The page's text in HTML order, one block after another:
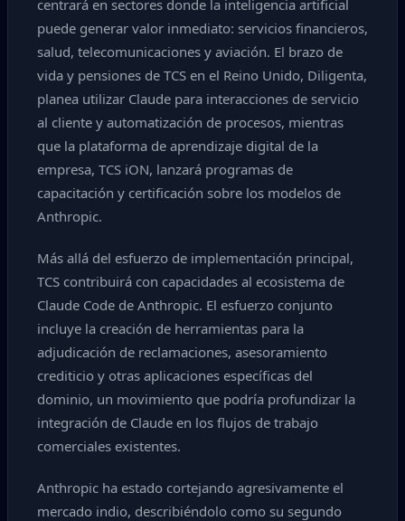
centrará en sectores donde la inteligencia artificial
puede generar valor inmediato: servicios financieros,
salud, telecomunicaciones y aviación. El brazo de
vida y pensiones de TCS en el Reino Unido, Diligenta,
planea utilizar Claude para interacciones de servicio
al cliente y automatización de procesos, mientras
que la plataforma de aprendizaje digital de la
empresa, TCS iON, lanzará programas de
capacitación y certificación sobre los modelos de
Anthropic.
Más allá del esfuerzo de implementación principal,
TCS contribuirá con capacidades al ecosistema de
Claude Code de Anthropic. El esfuerzo conjunto
incluye la creación de herramientas para la
adjudicación de reclamaciones, asesoramiento
crediticio y otras aplicaciones específicas del
dominio, un movimiento que podría profundizar la
integración de Claude en los flujos de trabajo
comerciales existentes.
Anthropic ha estado cortejando agresivamente el
mercado indio, describiéndolo como su segundo